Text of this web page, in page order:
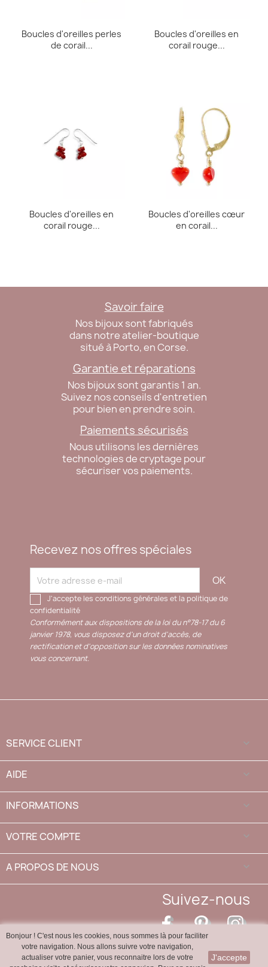
Bonjour ! C'est nous les cookies, nous sommes là pour faciliter
votre navigation. Nous allons suivre votre navigation,
actualiser votre panier, vous reconnaitre lors de votre
J'accepte
Boucles d'oreilles perles
de corail...
Boucles d'oreilles en
corail rouge...
Boucles d'oreilles en
corail rouge...
Boucles d'oreilles cœur
en corail...
Savoir faire
Nos bijoux sont fabriqués
dans notre atelier-boutique
situé à Porto, en Corse.
Garantie et réparations
Nos bijoux sont garantis 1 an.
Suivez nos conseils d'entretien
pour bien en prendre soin.
Paiements sécurisés
Nous utilisons les dernières
technologies de cryptage pour
sécuriser vos paiements.
Recevez nos offres spéciales
J'accepte les conditions générales et la politique de
confidentialité
Conformément aux dispositions de la loi du n°78-17 du 6
janvier 1978, vous disposez d'un droit d'accès, de
rectification et d'opposition sur les données nominatives
vous concernant.
SERVICE CLIENT
AIDE
INFORMATIONS
VOTRE COMPTE
A PROPOS DE NOUS
Suivez-nous
FacebookPinterest
SAS Travail de la nacre - Marine de Porto, D84 - 20150